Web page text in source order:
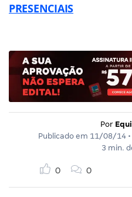
PRESENCIAIS
Por
Publicado em 11/08/14
3 min.
0 0